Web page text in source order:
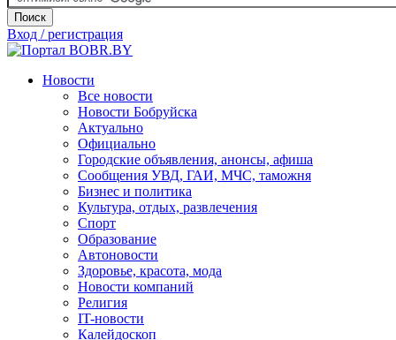
Поиск
Вход / регистрация
Новости
Все новости
Новости Бобруйска
Актуально
Официально
Городские объявления, анонсы, афиша
Сообщения УВД, ГАИ, МЧС, таможня
Бизнес и политика
Культура, отдых, развлечения
Спорт
Образование
Автоновости
Здоровье, красота, мода
Новости компаний
Религия
IT-новости
Калейдоскоп